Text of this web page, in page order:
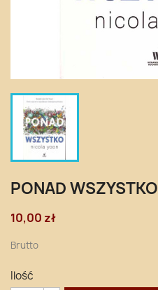
PONAD WSZYSTKO
10,00 zł
Brutto
Ilość